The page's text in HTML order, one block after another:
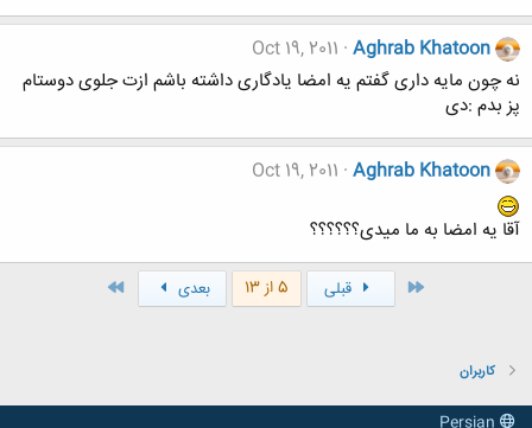
Aghrab Khatoon
Oct 19, 2011
نه چون مایه داری گفتم یه امضا یادگاری داشته باشم ازت جلوی دوستام
پز بدم :دی
Aghrab Khatoon
Oct 19, 2011
آقا یه امضا به ما میدی؟؟؟؟؟؟
اول قبلی 5 از 13 بعدی
کاربران